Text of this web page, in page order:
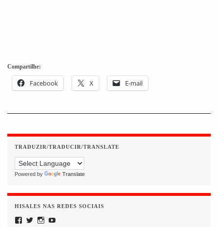
Compartilhe:
Facebook X E-mail
TRADUZIR/TRADUCIR/TRANSLATE
Powered by Translate
HISALES NAS REDES SOCIAIS
Facebook
TwitterInstagram